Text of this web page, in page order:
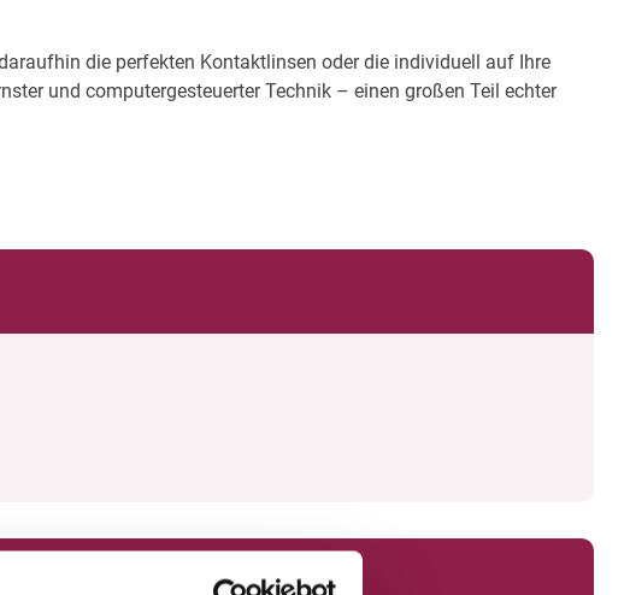
die perfekten Kontaktlinsen oder die individuell auf Ihre
und computergesteuerter Technik – einen großen Teil echter